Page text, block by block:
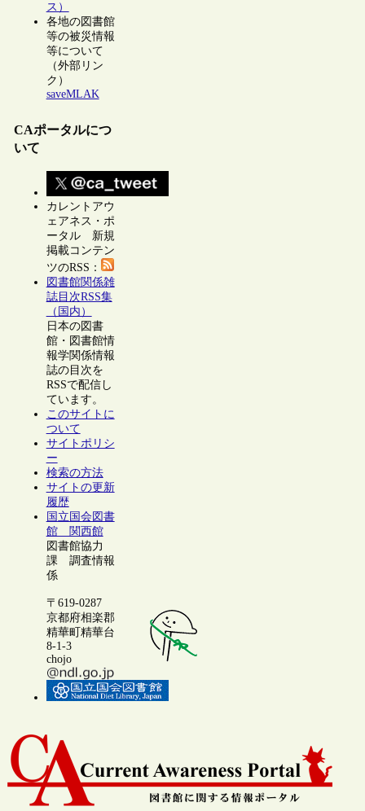
ス）
各地の図書館
等の被災情報
等について
（外部リン
ク）
saveMLAK
CAポータルにつ
いて
カレントアウ
ェアネス・ポ
ータル 新規
掲載コンテン
ツのRSS：
図書館関係雑
誌目次RSS集
（国内）
日本の図書
館・図書館情
報学関係情報
誌の目次を
RSSで配信し
ています。
このサイトに
ついて
サイトポリシ
ー
検索の方法
サイトの更新
履歴
国立国会図書
館 関西館
図書館協力
課 調査情報
係
〒619-0287
京都府相楽郡
精華町精華台
8-1-3
chojo